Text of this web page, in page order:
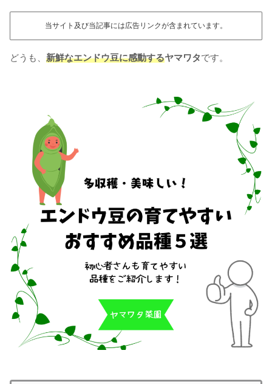
当サイト及び当記事には広告リンクが含まれています。
どうも、 新鮮なエンドウ豆に感動するヤマワタです。